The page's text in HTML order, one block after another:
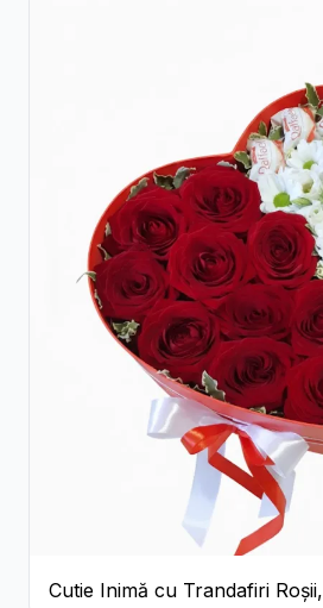
Cutie Inimă cu Trandafiri Roșii,